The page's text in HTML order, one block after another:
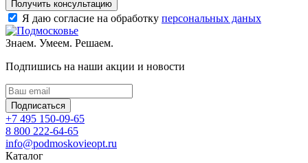
Получить консультацию
Я даю согласие на обработку персональных даных
Знаем. Умеем. Решаем.
Подпишись на наши акции и новости
Подписаться
+7 495 150-09-65
8 800 222-64-65
info@podmoskovieopt.ru
Каталог